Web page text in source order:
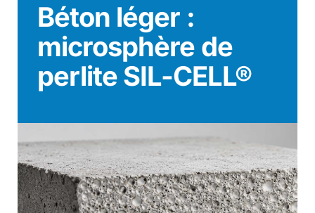
Transformation
Nos minéraux
Actualités
Contact
Béton léger :
microsphère de
perlite SIL-CELL®